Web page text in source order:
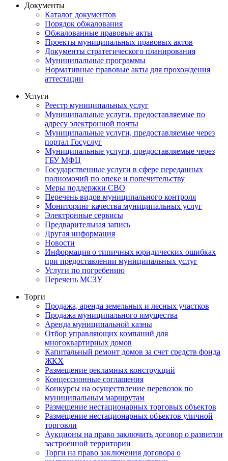
Документы
Каталог документов
Порядок обжалования
Обжалованные правовые акты
Проекты муниципальных правовых актов
Документы стратегического планирования
Муниципальные программы
Нормативные правовые акты для прохождения
аттестации
Услуги
Реестр муниципальных услуг
Муниципальные услуги, предоставляемые по
адресу электронной почты
Муниципальные услуги, предоставляемые через
портал Госуслуг
Муниципальные услуги, предоставляемые через
ГБУ МФЦ
Государственные услуги в сфере переданных
полномочий по опеке и попечительству
Меры поддержки СВО
Перечень видов муниципального контроля
Мониторинг качества муниципальных услуг
Электронные сервисы
Предварительная запись
Другая информация
Новости
Информация о типичных юридических ошибках
при предоставлении муниципальных услуг
Услуги по погребению
Перечень МСЗУ
Торги
Продажа, аренда земельных и лесных участков
Продажа муниципального имущества
Аренда муниципальной казны
Отбор управляющих компаний для
многоквартирных домов
Капитальный ремонт домов за счет средств фонда
ЖКХ
Размещение рекламных конструкций
Концессионные соглашения
Конкурсы на осуществление перевозок по
муниципальным маршрутам
Размещение нестационарных торговых объектов
Размещение нестационарных объектов уличной
торговли
Аукционы на право заключить договор о развитии
застроенной территории
Торги на право заключения договора о